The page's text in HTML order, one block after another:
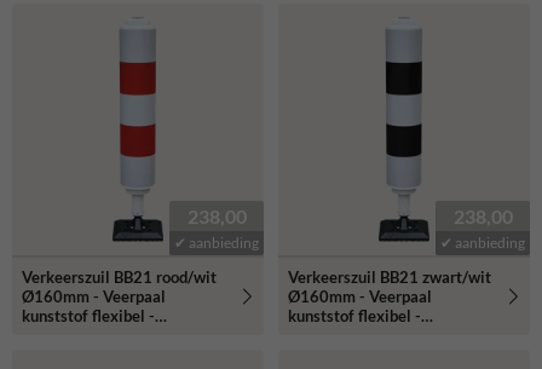
238,00
✔ aanbieding
Verkeerszuil BB21 rood/wit
Ø160mm - Veerpaal
kunststof flexibel -
238,00
✔ aanbieding
Verkeerszuil BB21 zwart/wit
Ø160mm - Veerpaal
kunststof flexibel -